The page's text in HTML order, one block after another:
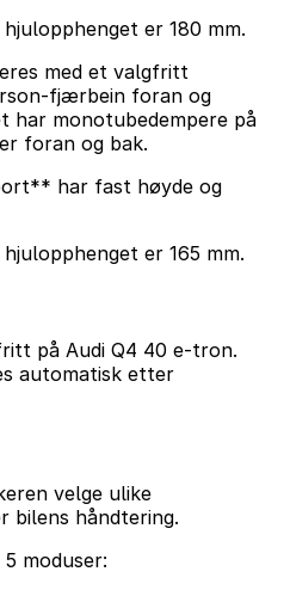
er 180 mm.
med et valgfritt
fjærbein foran og
har monotubedempere på
foran og bak.
har fast høyde og
er 165 mm.
på Audi Q4 40 e-tron.
automatisk etter
velge ulike
bilens håndtering.
moduser: